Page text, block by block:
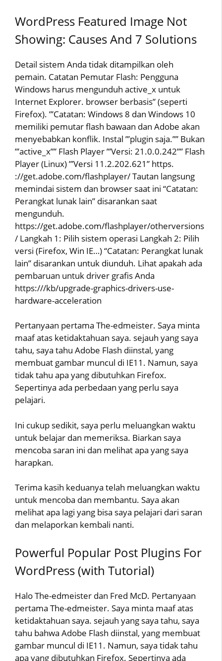
WordPress Featured Image Not
Showing: Causes And 7 Solutions
Detail sistem Anda tidak ditampilkan oleh
pemain. Catatan Pemutar Flash: Pengguna
Windows harus mengunduh active_x untuk
Internet Explorer. browser berbasis” (seperti
Firefox). ”’Catatan: Windows 8 dan Windows 10
memiliki pemutar flash bawaan dan Adobe akan
menyebabkan konflik. Instal ”’plugin saja.”” Bukan
”’active_x”” Flash Player ”’Versi: 21.0.0.242”” Flash
Player (Linux) ”’Versi 11.2.202.621” https.
://get.adobe.com/flashplayer/ Tautan langsung
memindai sistem dan browser saat ini “Catatan:
Perangkat lunak lain” disarankan saat
mengunduh.
https://get.adobe.com/flashplayer/otherversions
/ Langkah 1: Pilih sistem operasi Langkah 2: Pilih
versi (Firefox, Win IE…) “Catatan: Perangkat lunak
lain” disarankan untuk diunduh. Lihat apakah ada
pembaruan untuk driver grafis Anda
https:///kb/upgrade-graphics-drivers-use-
hardware-acceleration
Pertanyaan pertama The-edmeister. Saya minta
maaf atas ketidaktahuan saya. sejauh yang saya
tahu, saya tahu Adobe Flash diinstal, yang
membuat gambar muncul di IE11. Namun, saya
tidak tahu apa yang dibutuhkan Firefox.
Sepertinya ada perbedaan yang perlu saya
pelajari.
Ini cukup sedikit, saya perlu meluangkan waktu
untuk belajar dan memeriksa. Biarkan saya
mencoba saran ini dan melihat apa yang saya
harapkan.
Terima kasih keduanya telah meluangkan waktu
untuk mencoba dan membantu. Saya akan
melihat apa lagi yang bisa saya pelajari dari saran
dan melaporkan kembali nanti.
Powerful Popular Post Plugins For
WordPress (with Tutorial)
Halo The-edmeister dan Fred McD. Pertanyaan
pertama The-edmeister. Saya minta maaf atas
ketidaktahuan saya. sejauh yang saya tahu, saya
tahu bahwa Adobe Flash diinstal, yang membuat
gambar muncul di IE11. Namun, saya tidak tahu
apa yang dibutuhkan Firefox. Sepertinya ada